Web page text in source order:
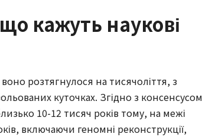
кажуть наукові
розтягнулося на тисячоліття, з
куточках. Згідно з консенсусом
10-12 тисяч років тому, на межі
включаючи геномні реконструкції,